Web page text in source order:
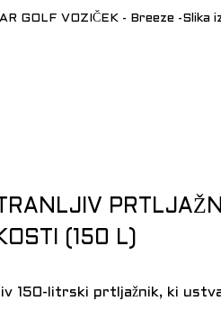
(150 L)
150-litrski prtljažnik, ki